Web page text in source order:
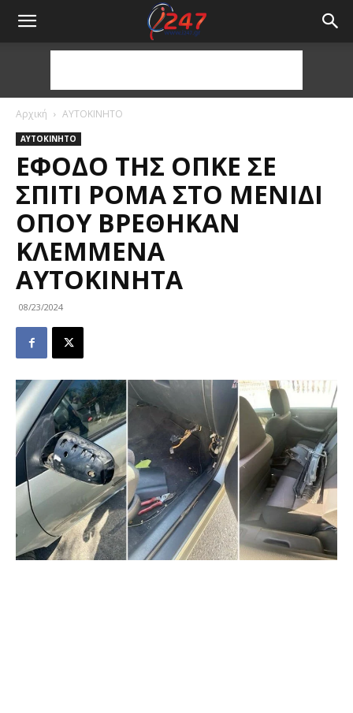
Αρχική ΑΥΤΟΚΙΝΗΤΟ
ΑΥΤΟΚΙΝΗΤΟ
ΈΦΟΔΟ ΤΗΣ ΟΠΚΕ ΣΕ
ΣΠΊΤΙ ΡΟΜΆ ΣΤΟ ΜΕΝΊΔΙ
ΌΠΟΥ ΒΡΈΘΗΚΑΝ
ΚΛΕΜΜΈΝΑ
ΑΥΤΟΚΊΝΗΤΑ
08/23/2024